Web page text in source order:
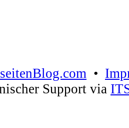
•
Support via